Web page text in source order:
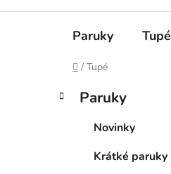
Paruky Tupé
Domů
/ Tupé
PPřeskočit
kategorie
K
a
Paruky
Novinky
Krátké paruky